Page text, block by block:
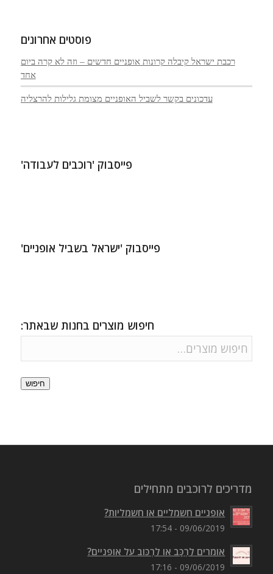
פוסטים אחרונים
רכבת ישראל קיבלה קרונות אופניים חדשים – וזה לא קרה ביום
אחד
עדכונים בקשר לשביל האופניים מצומת גלילות להרצליה
פייסבוק 'רוכבים לעבודה'
פייסבוק 'ישראל בשביל אופניים'
חיפוש מוצרים בחנות שבאתר:
חיפוש
מדריכים לרוכבים מתחילים
אופניים חשמליים או חשמליות?
09/06/2019 - 17:54
אומרים לִרְכַּב או לִרְכּוב על אופניים?
09/06/2019 - 17:16